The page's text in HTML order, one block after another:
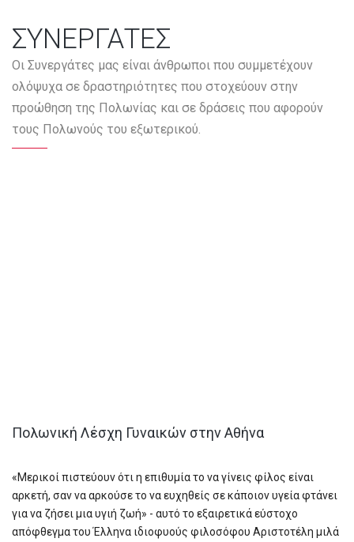
ΣΥΝΕΡΓΑΤΕΣ
Οι Συνεργάτες μας είναι άνθρωποι που συμμετέχουν
ολόψυχα σε δραστηριότητες που στοχεύουν στην
προώθηση της Πολωνίας και σε δράσεις που αφορούν
τους Πολωνούς του εξωτερικού.
Πολωνική Λέσχη Γυναικών στην Αθήνα
«Μερικοί πιστεύουν ότι η επιθυμία το να γίνεις φίλος είναι
αρκετή, σαν να αρκούσε το να ευχηθείς σε κάποιον υγεία φτάνει
για να ζήσει μια υγιή ζωή» - αυτό το εξαιρετικά εύστοχο
απόφθεγμα του Έλληνα ιδιοφυούς φιλοσόφου Αριστοτέλη μιλά